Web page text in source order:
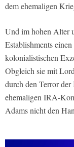
dem ehemaligen
Und im hohen Alter
Establishments
kolonialistischen
Obgleich sie mit
durch den Terror
ehemaligen IRA-
Adams nicht den